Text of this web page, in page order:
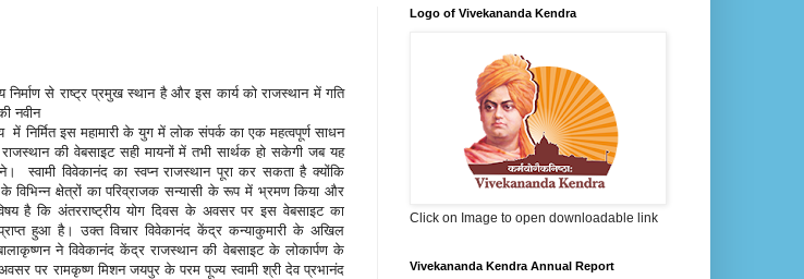
निर्माण से राष्ट्र प्रमुख स्थान है और इस कार्य को राजस्थान में गति
नवीन
निर्मित इस महामारी के युग में लोक संपर्क का एक महत्वपूर्ण साधन
की वेबसाइट सही मायनों में तभी सार्थक हो सकेगी जब यह
बने। स्वामी विवेकानंद का स्वप्न राजस्थान पूरा कर सकता है क्योंकि
के विभिन्न क्षेत्रों का परिव्राजक सन्यासी के रूप में भ्रमण किया और
है कि अंतरराष्ट्रीय योग दिवस के अवसर पर इस वेबसाइट का
हुआ है। उक्त विचार विवेकानंद केंद्र कन्याकुमारी के अखिल
बालाकृष्णन ने विवेकानंद केंद्र राजस्थान की वेबसाइट के लोकार्पण के
पर रामकृष्ण मिशन जयपुर के परम पूज्य स्वामी श्री देव प्रभानंद
Logo of Vivekananda Kendra
Click on Image to open downloadable link
Vivekananda Kendra Annual Report